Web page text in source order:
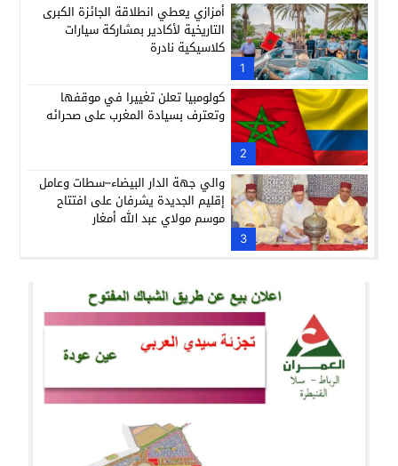
1
أمزازي يعطي انطلاقة الجائزة الكبرى
التاريخية لأكادير بمشاركة سيارات
كلاسيكية نادرة
2
كولومبيا تعلن تغييرا في موقفها
وتعترف بسيادة المغرب على صحرائه
3
والي جهة الدار البيضاء–سطات وعامل
إقليم الجديدة يشرفان على افتتاح
موسم مولاي عبد الله أمغار